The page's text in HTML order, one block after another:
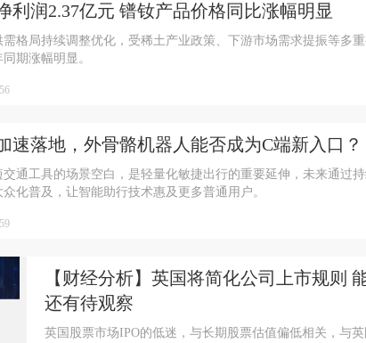
利润2.37亿元 镨钕产品价格同比涨幅明显
格局持续调整优化，受稀土产业政策、下游市场需求提振等多
期涨幅明显。
速落地，外骨骼机器人能否成为C端新入口？
通工具的场景空白，是轻量化敏捷出行的重要延伸，未来通过
化普及，让智能助行技术惠及更多普通用户。
【财经分析】英国将简化公司上市规则
还有待观察
英国股票市场IPO的低迷，与长期股票估值偏低相关，与